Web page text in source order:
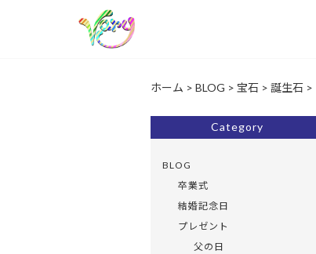
ホーム > BLOG > 宝石 > 誕生石 >
Category
BLOG
卒業式
結婚記念日
プレゼント
父の日